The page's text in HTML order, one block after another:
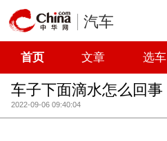
汽车
首页 文章 选车
车子下面滴水怎么回事
2022-09-06 09:40:04